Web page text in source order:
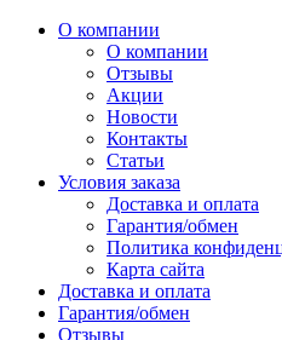
О компании
О компании
Отзывы
Акции
Новости
Контакты
Статьи
Условия заказа
Доставка и оплата
Гарантия/обмен
Политика
Карта сайта
Доставка и оплата
Гарантия/обмен
Отзывы